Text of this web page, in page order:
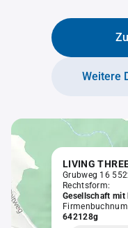
Weitere
LIVING
Grubweg 16
Rechtsform:
Gesellschaft mit
642128g